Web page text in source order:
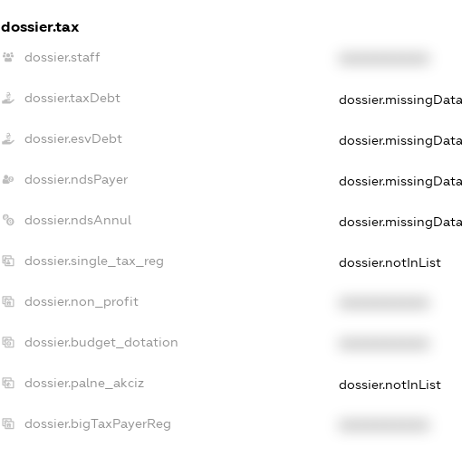
dossier.tax
dossier.staff
dossier.taxDebt dossier.missingData
dossier.esvDebt dossier.missingData
dossier.ndsPayer dossier.missingData
dossier.ndsAnnul dossier.missingData
dossier.single_tax_reg dossier.notInList
dossier.non_profit
dossier.budget_dotation
dossier.palne_akciz dossier.notInList
dossier.bigTaxPayerReg